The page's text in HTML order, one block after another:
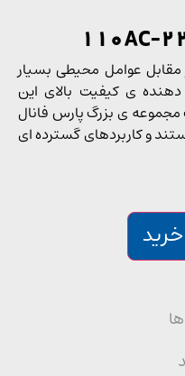
آمپر در مقابل عوامل محیطی بسیار
کیفیت بالای این
ی بزرگ پارس فانال
گسترده ای